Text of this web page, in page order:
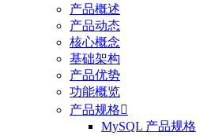
产品概述
产品动态
核心概念
基础架构
产品优势
功能概览
产品规格
MySQL 产品规格